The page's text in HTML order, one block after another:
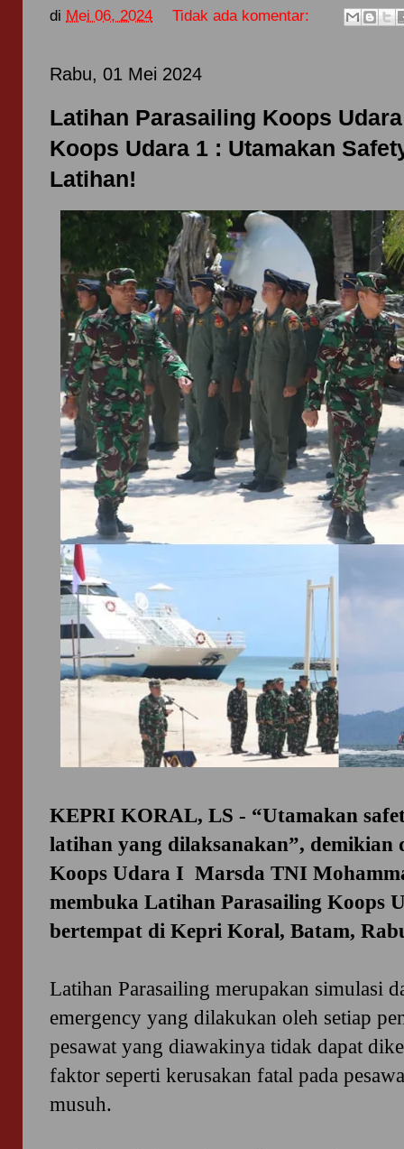
di Mei 06, 2024 Tidak ada komentar:
Rabu, 01 Mei 2024
Latihan Parasailing Koops
Koops Udara 1 : Utamakan
Latihan!
KEPRI KORAL, LS - “Utamakan
latihan yang dilaksanakan”, demikian
Koops Udara I Marsda TNI
membuka Latihan Parasailing Koops
bertempat di Kepri Koral, Batam,
Latihan Parasailing merupakan simulasi
emergency yang dilakukan oleh setiap
pesawat yang diawakinya tidak dapat
faktor seperti kerusakan fatal pada
musuh.